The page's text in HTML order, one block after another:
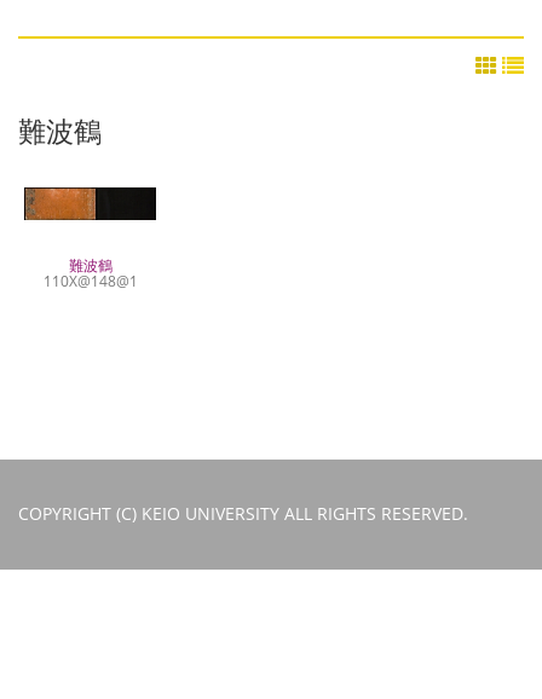
難波鶴
難波鶴
110X@148@1
COPYRIGHT (C) KEIO UNIVERSITY ALL RIGHTS RESERVED.